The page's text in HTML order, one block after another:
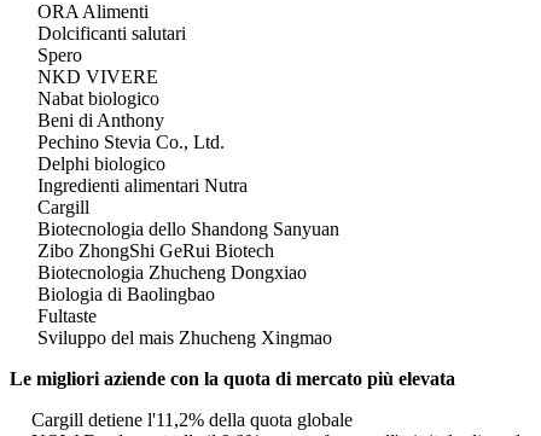
ORA Alimenti
Dolcificanti salutari
Spero
NKD VIVERE
Nabat biologico
Beni di Anthony
Pechino Stevia Co., Ltd.
Delphi biologico
Ingredienti alimentari Nutra
Cargill
Biotecnologia dello Shandong Sanyuan
Zibo ZhongShi GeRui Biotech
Biotecnologia Zhucheng Dongxiao
Biologia di Baolingbao
Fultaste
Sviluppo del mais Zhucheng Xingmao
Le migliori aziende con la quota di mercato più elevata
Cargill detiene l'11,2% della quota globale